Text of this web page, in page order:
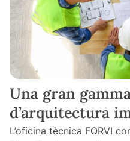
Una gran
d’arquitectura
L’oficina tècnica FORVI